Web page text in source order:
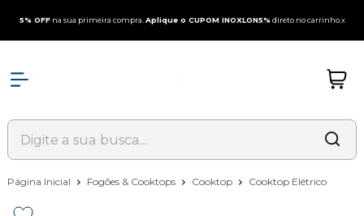
5% OFF na sua primeira compra.Aplique o CUPOM INOXLON5% direto no carrinho.x
Página Inicial Fogões & Cooktops Cooktop Cooktop Elétrico